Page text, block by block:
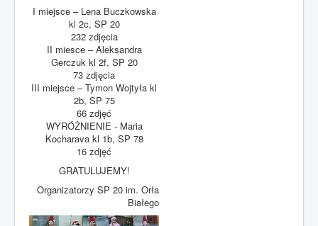
I miejsce – Lena Buczkowska
kl 2c, SP 20
232 zdjęcia
II miesce – Aleksandra
Gerczuk kl 2f, SP 20
73 zdjęcia
III miejsce – Tymon Wojtyła kl
2b, SP 75
66 zdjęć
WYRÓŻNIENIE - Maria
Kocharava kl 1b, SP 78
16 zdjęć
GRATULUJEMY!
Organizatorzy SP 20 im. Orła
Białego